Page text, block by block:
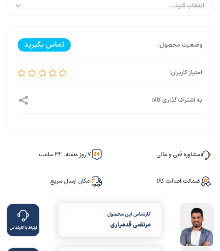
تماس بگیرید
مشاوره فنی و مالی 7 روز هفته، 24 ساعت
ضمانت اصالت کالا امکان ارسال سریع
کارشناس این محصول
مرتضی قدمیاری ارتباط با کارشناس